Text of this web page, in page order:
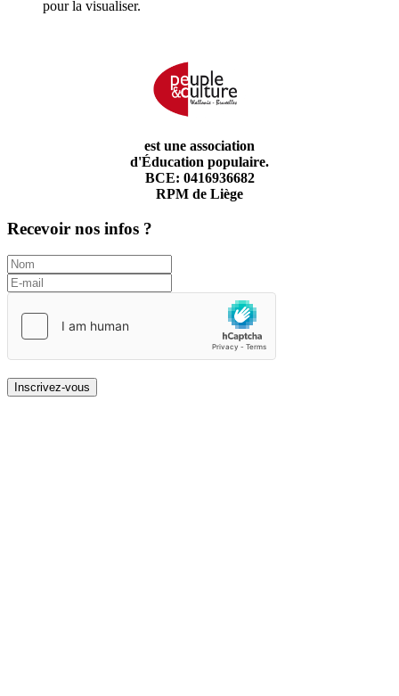
pour la visualiser.
est une association
d'Éducation populaire.
BCE: 0416936682
RPM de Liège
Recevoir nos infos ?
Inscrivez-vous